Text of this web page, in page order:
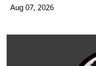
Aug 07, 2026